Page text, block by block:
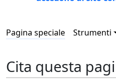
Pagina speciale Strumenti
Cita questa